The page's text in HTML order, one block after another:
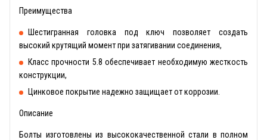
Преимущества
Шестигранная головка под ключ позволяет создать
высокий крутящий момент при затягивании соединения,
Класс прочности 5.8 обеспечивает необходимую жесткость
конструкции,
Цинковое покрытие надежно защищает от коррозии.
Описание
Болты изготовлены из высококачественной стали в полном